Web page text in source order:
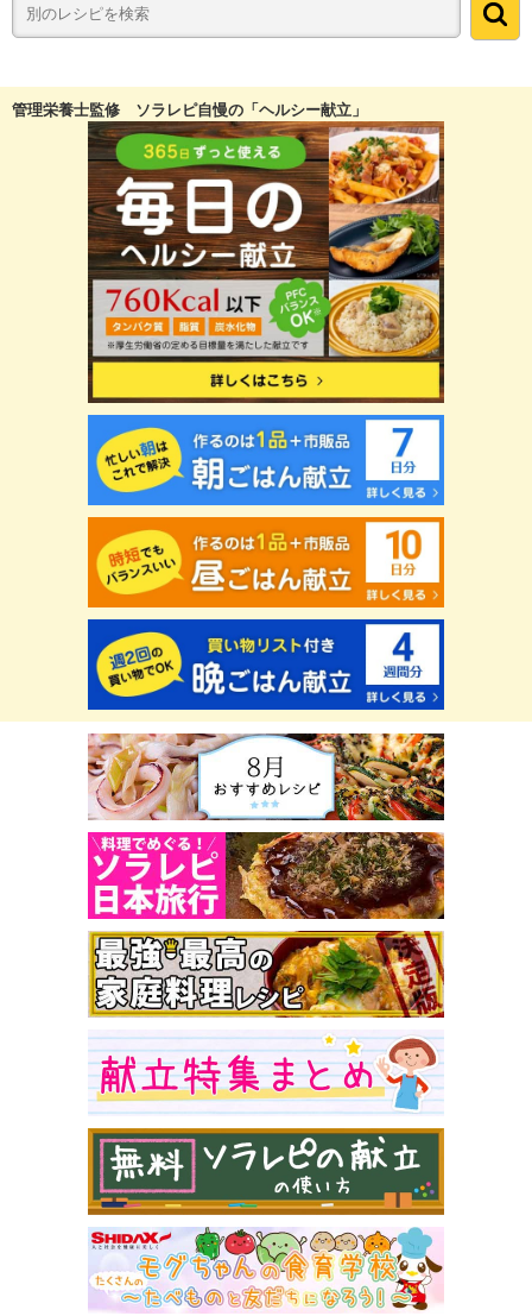
管理栄養士監修 ソラレピ自慢の「ヘルシー献立」